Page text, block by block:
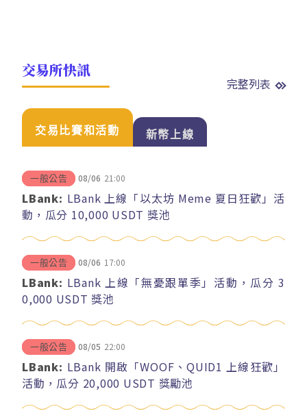
交易所快訊
完整列表
交易比賽和活動 新幣上線
一般公告 08/06 21:00
LBank: LBank 上線「以太坊 Meme 夏日狂歡」活
動，瓜分 10,000 USDT 獎池
一般公告 08/06 17:00
LBank: LBank 上線「無憂跟單季」活動，瓜分 3
0,000 USDT 獎池
一般公告 08/05 22:00
LBank: LBank 開啟「WOOF、QUID1 上線狂歡」
活動，瓜分 20,000 USDT 獎勵池